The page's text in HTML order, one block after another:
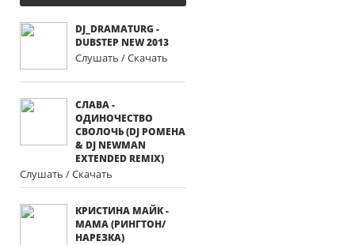
DJ_DRAMATURG -
DUBSTEP NEW 2013
Слушать / Скачать
СЛАВА -
ОДИНОЧЕСТВО
СВОЛОЧЬ (DJ POMEHA
& DJ NEWMAN
EXTENDED REMIX)
Слушать / Скачать
КРИСТИНА МАЙК -
МАМА (РИНГТОН/
НАРЕЗКА)